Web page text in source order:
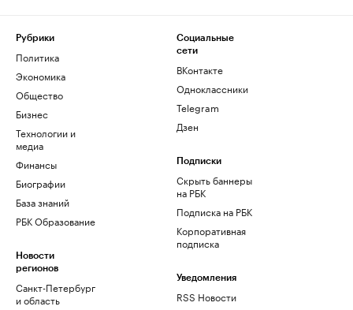
Рубрики
Политика
Экономика
Общество
Бизнес
Технологии и
медиа
Финансы
Биографии
База знаний
РБК Образование
Новости
регионов
Санкт-Петербург
и область
Социальные
сети
ВКонтакте
Одноклассники
Telegram
Дзен
Подписки
Скрыть баннеры
на РБК
Подписка на РБК
Корпоративная
подписка
Уведомления
RSS Новости